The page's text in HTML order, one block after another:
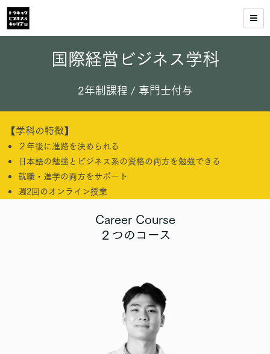
国際経営ビジネス学科
2年制課程 / 専門士付与
【学科の特徴】
２年後に進路を決められる
日本語の勉強とビジネス系の資格の両方を勉強できる
就職・進学の両方をサポート
週2回のオンライン授業
Career Course
２つのコース